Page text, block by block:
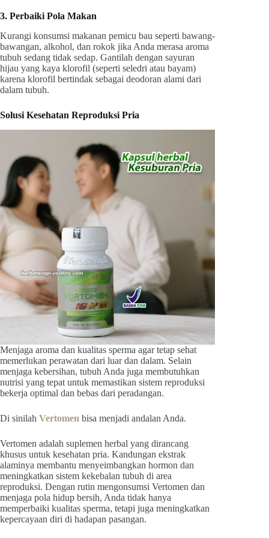
3. Perbaiki Pola Makan
Kurangi konsumsi makanan pemicu bau seperti bawang-
bawangan, alkohol, dan rokok jika Anda merasa aroma
tubuh sedang tidak sedap. Gantilah dengan sayuran
hijau yang kaya klorofil (seperti seledri atau bayam)
karena klorofil bertindak sebagai deodoran alami dari
dalam tubuh.
Solusi Kesehatan Reproduksi Pria
Menjaga aroma dan kualitas sperma agar tetap sehat
memerlukan perawatan dari luar dan dalam. Selain
menjaga kebersihan, tubuh Anda juga membutuhkan
nutrisi yang tepat untuk memastikan sistem reproduksi
bekerja optimal dan bebas dari peradangan.
Di sinilah Vertomen bisa menjadi andalan Anda.
Vertomen adalah suplemen herbal yang dirancang
khusus untuk kesehatan pria. Kandungan ekstrak
alaminya membantu menyeimbangkan hormon dan
meningkatkan sistem kekebalan tubuh di area
reproduksi. Dengan rutin mengonsumsi Vertomen dan
menjaga pola hidup bersih, Anda tidak hanya
memperbaiki kualitas sperma, tetapi juga meningkatkan
kepercayaan diri di hadapan pasangan.